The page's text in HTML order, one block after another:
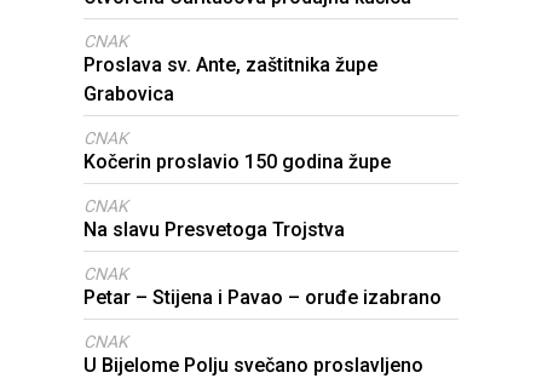
CNAK
Proslava sv. Ante, zaštitnika župe
Grabovica
CNAK
Kočerin proslavio 150 godina župe
CNAK
Na slavu Presvetoga Trojstva
CNAK
Petar – Stijena i Pavao – oruđe izabrano
CNAK
U Bijelome Polju svečano proslavljeno